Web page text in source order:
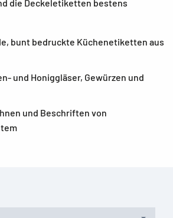
die Deckeletiketten bestens
bunt bedruckte Küchenetiketten aus
und Honiggläser, Gewürzen und
und Beschriften von